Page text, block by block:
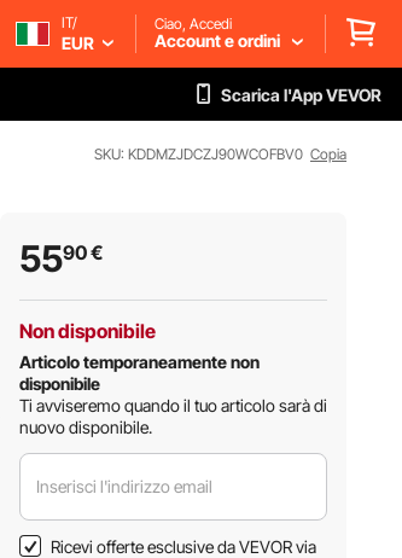
IT/
EUR
Ciao, Accedi
Account e ordini
Scarica l'App VEVOR
SKU: KDDMZJDCZJ90WCOFBV0 Copia
5590€
Non disponibile
Articolo temporaneamente non
disponibile
Ti avviseremo quando il tuo articolo sarà di
nuovo disponibile.
Inserisci l'indirizzo email
Ricevi offerte esclusive da VEVOR via